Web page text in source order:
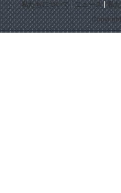
私たちについて ニュース
私